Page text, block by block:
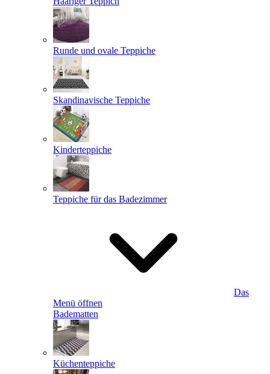
Runde und ovale Teppiche
Skandinavische Teppiche
Kinderteppiche
Teppiche für das Badezimmer
Das
Menü öffnen
Badematten
Küchenteppiche